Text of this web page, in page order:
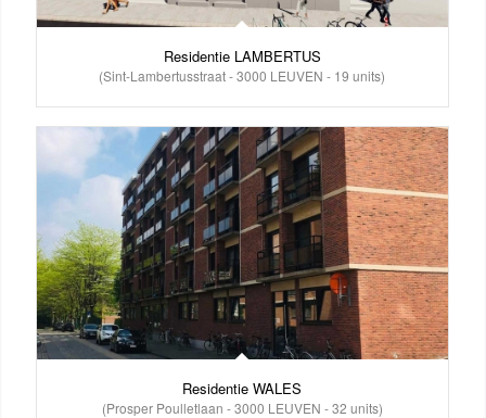
Residentie LAMBERTUS
(Sint-Lambertusstraat - 3000 LEUVEN - 19 units)
Residentie WALES
(Prosper Poulletlaan - 3000 LEUVEN - 32 units)